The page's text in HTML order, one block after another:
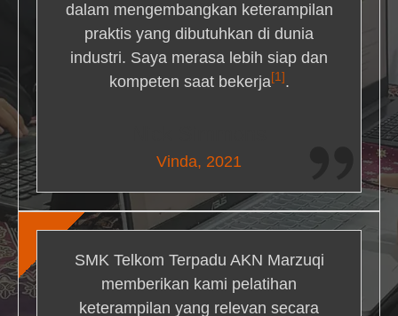
dalam mengembangkan keterampilan
praktis yang dibutuhkan di dunia
industri. Saya merasa lebih siap dan
kompeten saat bekerja[1] .
Vinda, 2021
SMK Telkom Terpadu AKN Marzuqi
memberikan kami pelatihan
keterampilan yang relevan secara